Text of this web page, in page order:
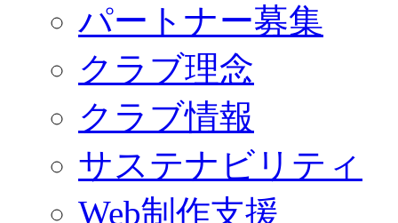
パートナー募集
クラブ理念
クラブ情報
サステナビリティ
Web制作支援